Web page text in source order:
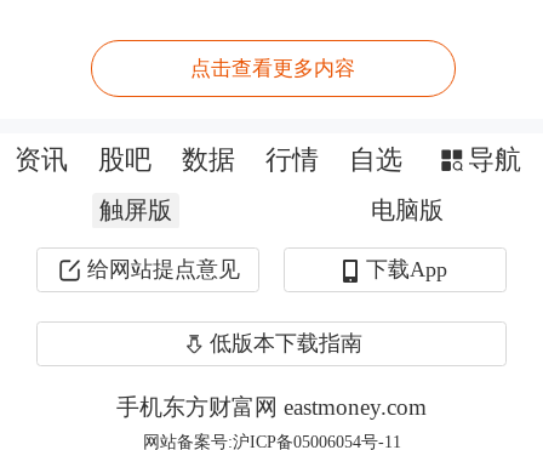
阳光电源方面解释，该项业务净利润基
体板块表现。
受此影响，阳光电源来自光伏领域的综
收入持续下滑，2025年该领域营业收
点击查看更多内容
资讯 股吧 数据 行情 自选 导航
触屏版 电脑版
给网站提点意见 下载App
低版本下载指南
手机东方财富网 eastmoney.com
网站备案号:沪ICP备05006054号-11